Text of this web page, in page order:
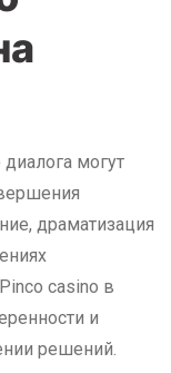
могут
драматизация
casino в
и
решений.